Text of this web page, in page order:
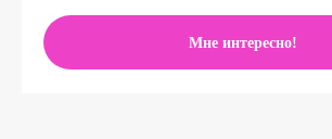
Мне интересно!